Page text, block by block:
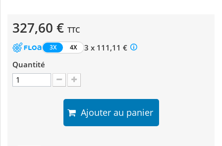
327,60 € TTC
3X 4X
3 x 111,11 €
Quantité
Ajouter au panier